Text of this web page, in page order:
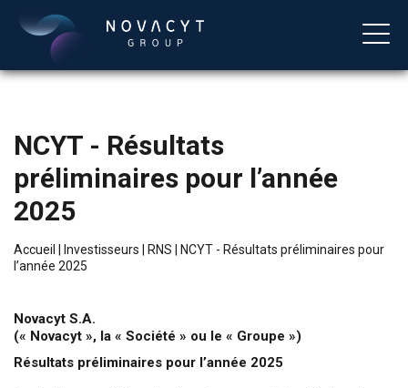
Français
NCYT - Résultats
préliminaires pour l’année
2025
Accueil Investisseurs RNS
NCYT - Résultats préliminaires pour
l’année 2025
Novacyt S.A.
(« Novacyt », la « Société » ou le « Groupe »)
Résultats préliminaires pour l’année 2025